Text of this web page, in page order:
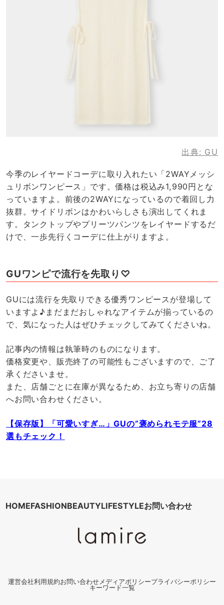
出典: GU
今季のレイヤードコーデに取り入れたい「2WAYメッシ
ュリボンワンピース」です。価格は税込み1,990円とな
っていますよ。前後の2WAYになっているので着回し力
抜群。サイドリボンはかわいらしさも演出してくれま
す。タンクトップやプリーツパンツをレイヤードするだ
けで、一歩先行くコーデに仕上がりますよ。
GUワンピで流行を先取り♡
GUには流行を先取りできる優秀ワンピースが登場して
いますよ♪まだまだおしゃれなアイテムが揃っているの
で、気になった人はぜひチェックしてみてくださいね。
記事内の情報は執筆時のものになります。
価格変更や、販売終了の可能性もございますので、ご了
承くださいませ。
また、店舗ごとに在庫が異なるため、お立ち寄りの店舗
へお問い合わせください。
【保存版】「可愛いすぎ…」GUの“褒められモテ服”28
選もチェック！
HOMEFASHIONBEAUTYLIFESTYLEお問い合わせ
運営会社利用規約お問い合わせ メディアポリシープライバシーポリシー
キーワード一覧